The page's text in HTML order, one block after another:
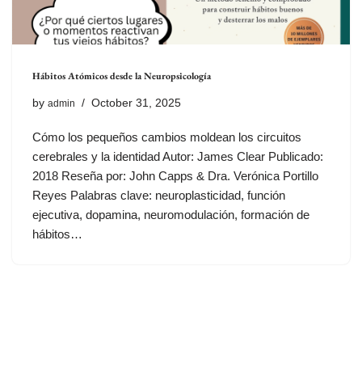
Hábitos Atómicos desde la Neuropsicología
by admin October 31, 2025
Cómo los pequeños cambios moldean los circuitos
cerebrales y la identidad Autor: James Clear Publicado:
2018 Reseña por: John Capps & Dra. Verónica Portillo
Reyes Palabras clave: neuroplasticidad, función
ejecutiva, dopamina, neuromodulación, formación de
hábitos…